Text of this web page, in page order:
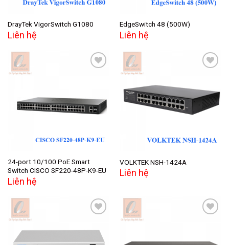
DrayTek VigorSwitch G1080
Liên hệ
EdgeSwitch 48 (500W)
Liên hệ
wishlist
24-port 10/100 PoE Smart
Switch CISCO SF220-48P-K9-EU
Liên hệ
Add to
wishlist
VOLKTEK NSH-1424A
Liên hệ
Add to